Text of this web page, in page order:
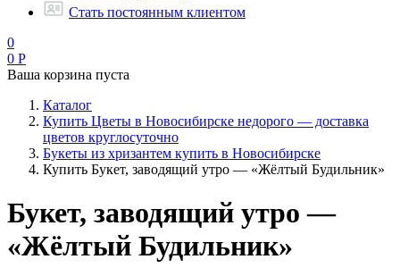
Стать постоянным клиентом
0
0 Р
Ваша корзина пуста
Каталог
Купить Цветы в Новосибирске недорого — доставка
цветов круглосуточно
Букеты из хризантем купить в Новосибирске
Купить Букет, заводящий утро — «Жёлтый Будильник»
Букет, заводящий утро —
«Жёлтый Будильник»